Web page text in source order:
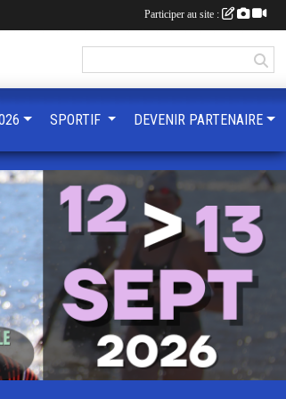
SPORTIF DEVENIR PARTENAIRE
Participer au site :